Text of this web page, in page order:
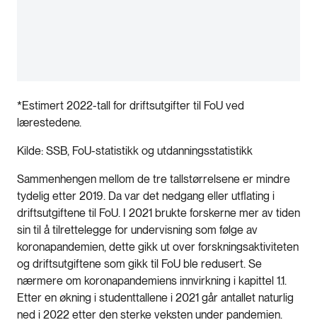
*Estimert 2022-tall for driftsutgifter til FoU ved
lærestedene.
Kilde: SSB, FoU-statistikk og utdanningsstatistikk
Sammenhengen mellom de tre tallstørrelsene er mindre
tydelig etter 2019. Da var det nedgang eller utflating i
driftsutgiftene til FoU. I 2021 brukte forskerne mer av tiden
sin til å tilrettelegge for undervisning som følge av
koronapandemien, dette gikk ut over forskningsaktiviteten
og driftsutgiftene som gikk til FoU ble redusert. Se
nærmere om koronapandemiens innvirkning i kapittel 1.1.
Etter en økning i studenttallene i 2021 går antallet naturlig
ned i 2022 etter den sterke veksten under pandemien.